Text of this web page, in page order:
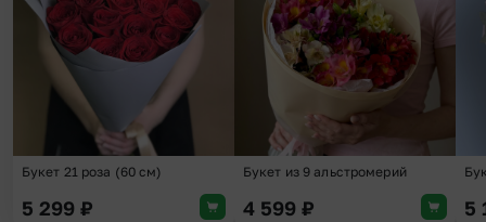
Букет 21 роза (60 см)
5 299 ₽
Букет из 9 альстромерий
4 599 ₽ 5